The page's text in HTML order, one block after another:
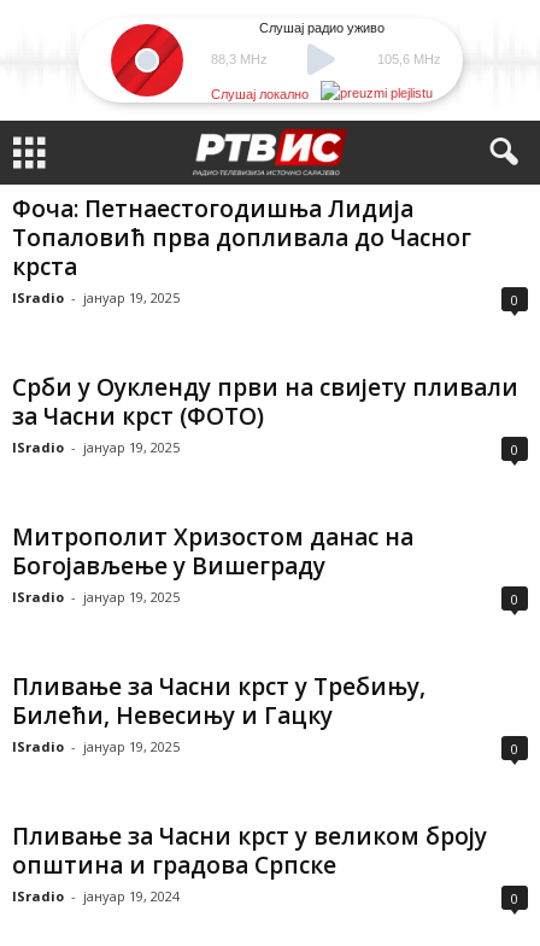
88,3 MHz
Слушај радио уживо
105,6 MHz
Слушај локално
Фоча: Петнаестогодишња Лидија
Топаловић прва допливала до Часног
крста
ISradio - јануар 19, 2025 0
Срби у Оукленду први на свијету пливали
за Часни крст (ФОТО)
ISradio - јануар 19, 2025 0
Митрополит Хризостом данас на
Богојављење у Вишеграду
ISradio - јануар 19, 2025 0
Пливање за Часни крст у Требињу,
Билећи, Невесињу и Гацку
ISradio - јануар 19, 2025 0
Пливање за Часни крст у великом броју
општина и градова Српске
ISradio - јануар 19, 2024 0